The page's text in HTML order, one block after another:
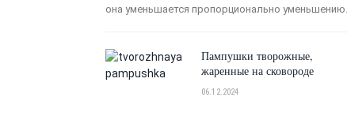
она уменьшается пропорционально
Пампушки творожные,
жаренные на сковороде
06.12.2024